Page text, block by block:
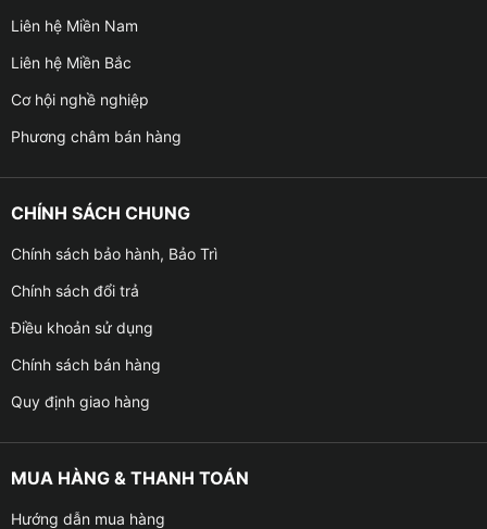
Liên hệ Miền Nam
Liên hệ Miền Bắc
Cơ hội nghề nghiệp
Phương châm bán hàng
CHÍNH SÁCH CHUNG
Chính sách bảo hành, Bảo Trì
Chính sách đổi trả
Điều khoản sử dụng
Chính sách bán hàng
Quy định giao hàng
MUA HÀNG & THANH TOÁN
Hướng dẫn mua hàng